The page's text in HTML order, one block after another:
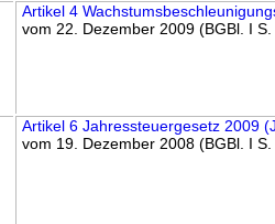
Artikel 4
vom 22. Dezember 2009 (BGBl. I
Artikel 6 Jahressteuergesetz 2009
vom 19. Dezember 2008 (BGBl. I